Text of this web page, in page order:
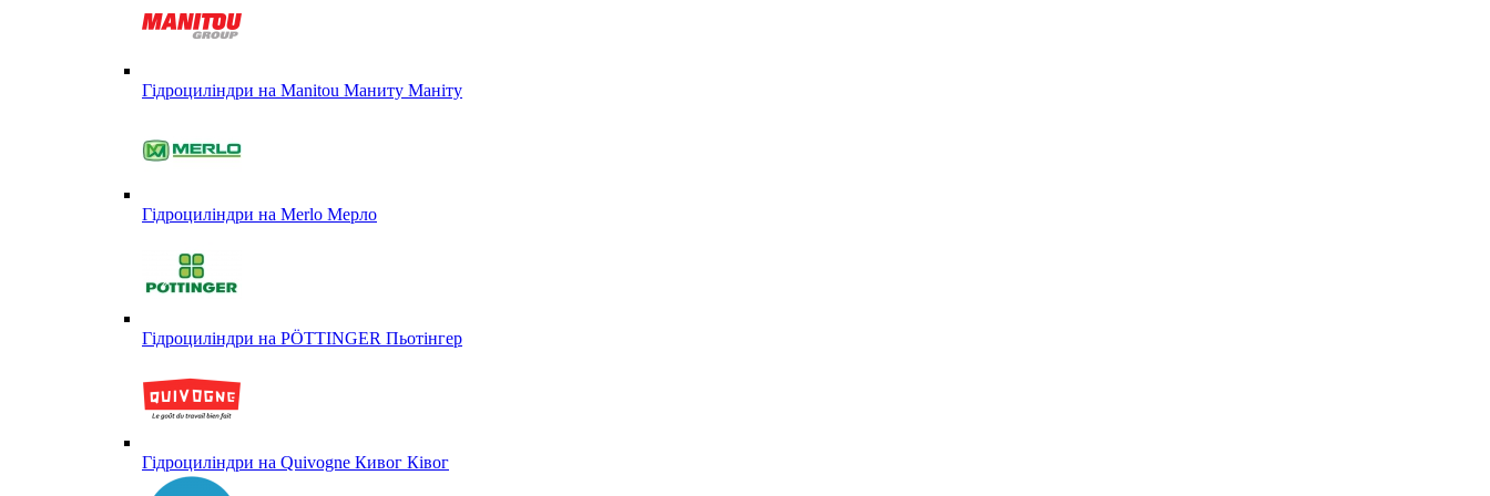
Гідроциліндри на Manitou Маниту Маніту
Гідроциліндри на Merlo Мерло
Гідроциліндри на PÖTTINGER Пьотінгер
Гідроциліндри на Quivogne Кивог Ківог